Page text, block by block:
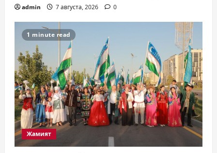
admin 7 августа, 2026 0
1 minute read
Жамият